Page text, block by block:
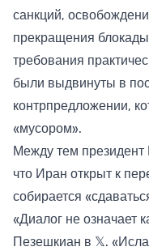
санкций,
прекращения
требования
были выдвинуты в
контрпредложении,
«мусором».
Между тем
что Иран открыт к
собирается
«Диалог не означает
Пезешкиан в 𝕏.